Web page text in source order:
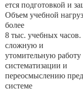
ется подготовкой и
Объем учебной
более
8 тыс. учебных
сложную и
утомительную
систематизации и
переосмыслению
системе